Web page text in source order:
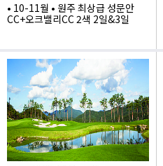
• 10-11월 • 원주 최상급 성문안
CC+오크밸리CC 2색 2일&3일
600,000